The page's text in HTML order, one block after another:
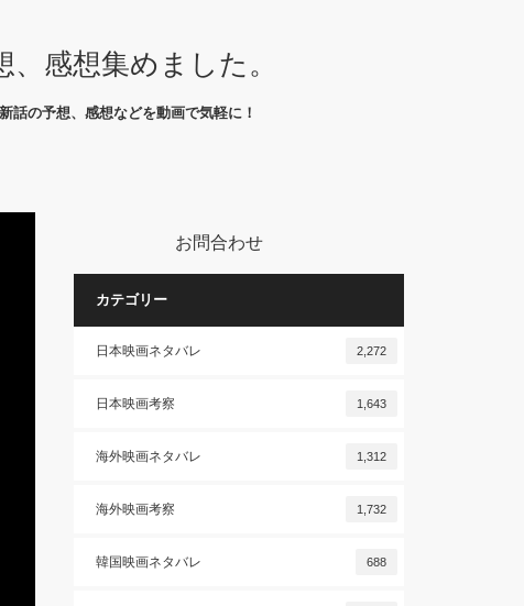
感想集めました。
話の予想、感想などを動画で気軽に！
お問合わせ
カテゴリー
日本映画ネタバレ 2,272
日本映画考察 1,643
海外映画ネタバレ 1,312
海外映画考察 1,732
韓国映画ネタバレ 688